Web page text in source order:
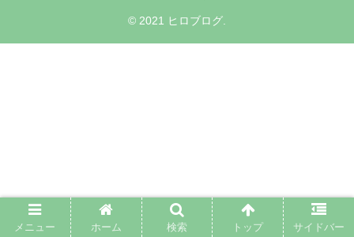
© 2021 ヒロブログ.
メニュー ホーム 検索 トップ サイドバー